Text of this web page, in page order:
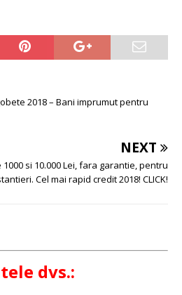
2018 – Bani imprumut pentru
NEXT
si 10.000 Lei, fara garantie, pentru
Cel mai rapid credit 2018! CLICK!
dvs.: